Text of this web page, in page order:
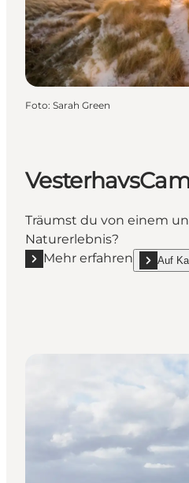
Foto: Sarah Green
Träumst du von einem
Naturerlebnis?
Mehr erfahren
Mehr erfahren Auf
show